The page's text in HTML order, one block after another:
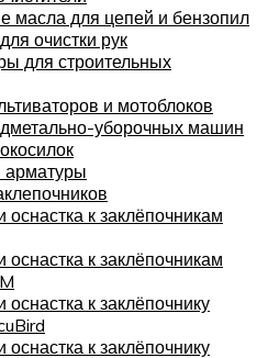
масла для цепей и бензопил
очистки рук
для строительных
и мотоблоков
уборочных машин
арматуры
оснастка к заклёпочникам
оснастка к заклёпочникам
оснастка к заклёпочнику
оснастка к заклёпочнику